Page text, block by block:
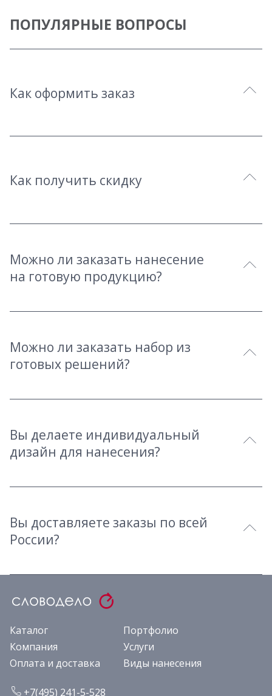
ПОПУЛЯРНЫЕ ВОПРОСЫ
Как оформить заказ
Как получить скидку
Можно ли заказать нанесение
на готовую продукцию?
Можно ли заказать набор из
готовых решений?
Вы делаете индивидуальный
дизайн для нанесения?
Вы доставляете заказы по всей
России?
Каталог
Портфолио
Компания
Услуги
Оплата и доставка
Виды нанесения
+7(495) 241-5-528